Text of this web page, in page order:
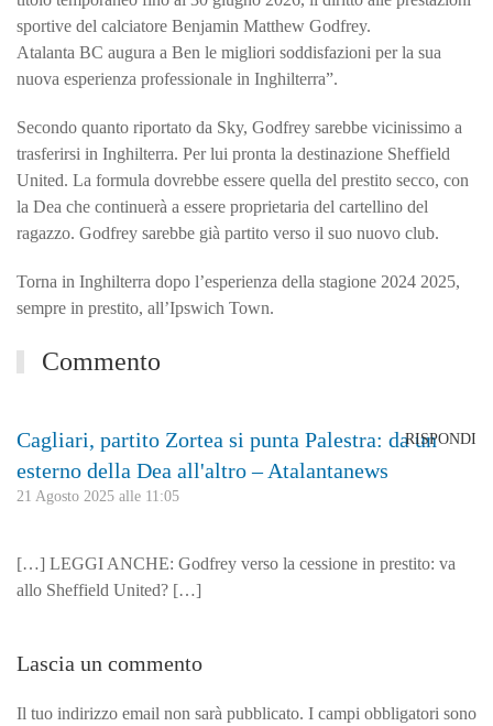
sportive del calciatore Benjamin Matthew Godfrey.
Atalanta BC augura a Ben le migliori soddisfazioni per la sua
nuova esperienza professionale in Inghilterra”.
Secondo quanto riportato da Sky, Godfrey sarebbe vicinissimo a
trasferirsi in Inghilterra. Per lui pronta la destinazione Sheffield
United. La formula dovrebbe essere quella del prestito secco, con
la Dea che continuerà a essere proprietaria del cartellino del
ragazzo. Godfrey sarebbe già partito verso il suo nuovo club.
Torna in Inghilterra dopo l’esperienza della stagione 2024 2025,
sempre in prestito, all’Ipswich Town.
Commento
Cagliari, partito Zortea si punta Palestra: da un
esterno della Dea all'altro – Atalantanews
21 Agosto 2025 alle 11:05
RISPONDI
[…] LEGGI ANCHE: Godfrey verso la cessione in prestito: va
allo Sheffield United? […]
Lascia un commento
Il tuo indirizzo email non sarà pubblicato. I campi obbligatori sono